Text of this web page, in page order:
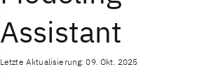
Assistant
Letzte Aktualisierung: 09. Okt. 2025